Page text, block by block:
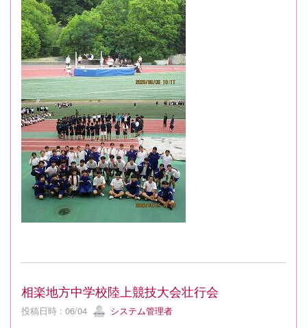
相楽地方中学校陸上競技大会壮行会
投稿日時 : 06/04 システム管理者